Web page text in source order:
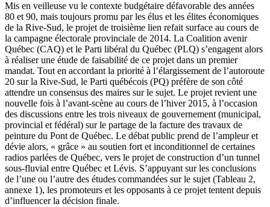
Mis en veilleuse vu le contexte budgétaire défavorable des années
80 et 90, mais toujours promu par les élus et les élites économiques
de la Rive-Sud, le projet de troisième lien refait surface au cours de
la campagne électorale provinciale de 2014. La Coalition avenir
Québec (CAQ) et le Parti libéral du Québec (PLQ) s’engagent alors
à réaliser une étude de faisabilité de ce projet dans un premier
mandat. Tout en accordant la priorité à l’élargissement de l’autoroute
20 sur la Rive-Sud, le Parti québécois (PQ) préfère de son côté
attendre un consensus des maires sur le sujet. Le projet revient une
nouvelle fois à l’avant-scène au cours de l’hiver 2015, à l’occasion
des discussions entre les trois niveaux de gouvernement (municipal,
provincial et fédéral) sur le partage de la facture des travaux de
peinture du Pont de Québec. Le débat public prend de l’ampleur et
dévie alors, « grâce » au soutien fort et inconditionnel de certaines
radios parlées de Québec, vers le projet de construction d’un tunnel
sous-fluvial entre Québec et Lévis. S’appuyant sur les conclusions
de l’une ou l’autre des études commandées sur le sujet (Tableau 2,
annexe 1), les promoteurs et les opposants à ce projet tentent depuis
d’influencer la décision finale.